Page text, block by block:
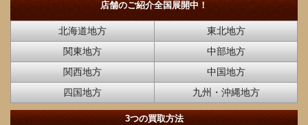
店舗のご紹介全国展開中！
北海道地方
東北地方
関東地方
中部地方
関西地方
中国地方
四国地方
九州・沖縄地方
3つの買取方法